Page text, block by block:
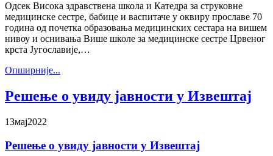
Одсек Висока здравствена школа и Катедра за струковне
медицинске сестре, бабице и васпитаче у оквиру прославе 70
година од почетка образовања медицинских сестара на вишем
нивоу и оснивања Више школе за медицинске сестре Црвеног
крста Југославије,…
Oпширније...
Решење о увиду јавности у Извештај
13мај2022
Решење о увиду јавности у Извештај